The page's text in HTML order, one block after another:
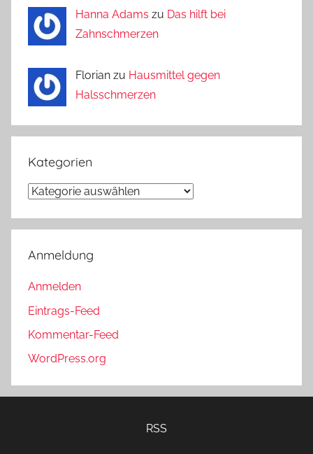
Hanna Adams zu Das hilft bei
Zahnschmerzen
Florian zu Hausmittel gegen
Halsschmerzen
Kategorien
Kategorien
Anmeldung
Anmelden
Eintrags-Feed
Kommentar-Feed
WordPress.org
RSS